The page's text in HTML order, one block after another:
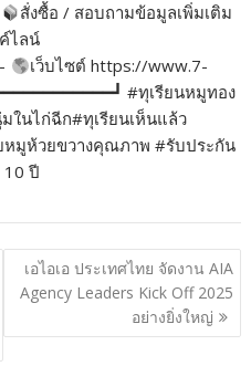
สั่งซื้อ / สอบถามข้อมูลเพิ่มเติม
ไลน์
เว็บไซต์ https://www.7-
#ทุเรียนหมูทอง
ในไก่ฉีก#ทุเรียนเห็นแล้ว
หมูห้วยขวางคุณภาพ #รับประกัน
10 ปี
เอไอเอ ประเทศไทย จัดงาน AIA
Agency Leaders Kick Off 2025
อย่างยิ่งใหญ่